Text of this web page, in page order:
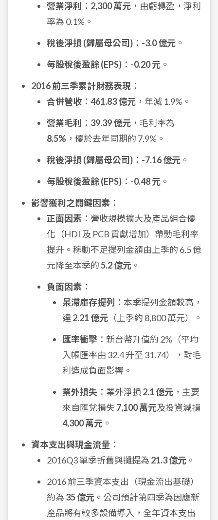
營業淨利
： 2,300 萬元 ，由虧轉盈，淨利
率為 0.1%。
稅後淨損 (歸屬母公司) ： -3.0 億元 。
每股稅後盈餘 (EPS) ： -0.20 元 。
2016 前三季累計財務表現 ：
合併營收 ： 461.83 億元 ，年減 1.9%。
營業毛利
： 39.39 億元 ，毛利率為
8.5% ，優於去年同期的 7.9%。
稅後淨損 (歸屬母公司) ： -7.16 億元 。
每股稅後盈餘 (EPS) ： -0.48 元 。
影響獲利之關鍵因素 ：
正面因素 ：營收規模擴大及產品組合優
化（HDI 及 PCB 貢獻增加）帶動毛利率
提升。稼動不足提列金額由上季的 6.5 億
元降至本季的5.2 億元 。
負面因素 ：
呆滯庫存提列 ：本季提列金額較高，
達 2.21 億元 （上季約 8,800 萬元）。
匯率衝擊 ：新台幣升值約 2%（平均
入帳匯率由 32.4 升至 31.74），對毛
利造成負面影響。
業外損失 ：業外淨損 2.1 億元 ，主要
來自匯兌損失 7,100 萬元及投資減損
4,300 萬元 。
資本支出與現金流量 ：
2016Q3 單季折舊與攤提為 21.3 億元 。
2016 前三季資本支出（現金流出基礎）
約為 35 億元 。公司預計第四季為因應新
產品將有較多設備導入，全年資本支出